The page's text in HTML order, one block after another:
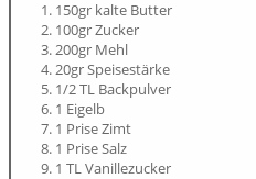
150gr kalte Butter
100gr Zucker
200gr Mehl
20gr Speisestärke
1/2 TL Backpulver
1 Eigelb
1 Prise Zimt
1 Prise Salz
1 TL Vanillezucker